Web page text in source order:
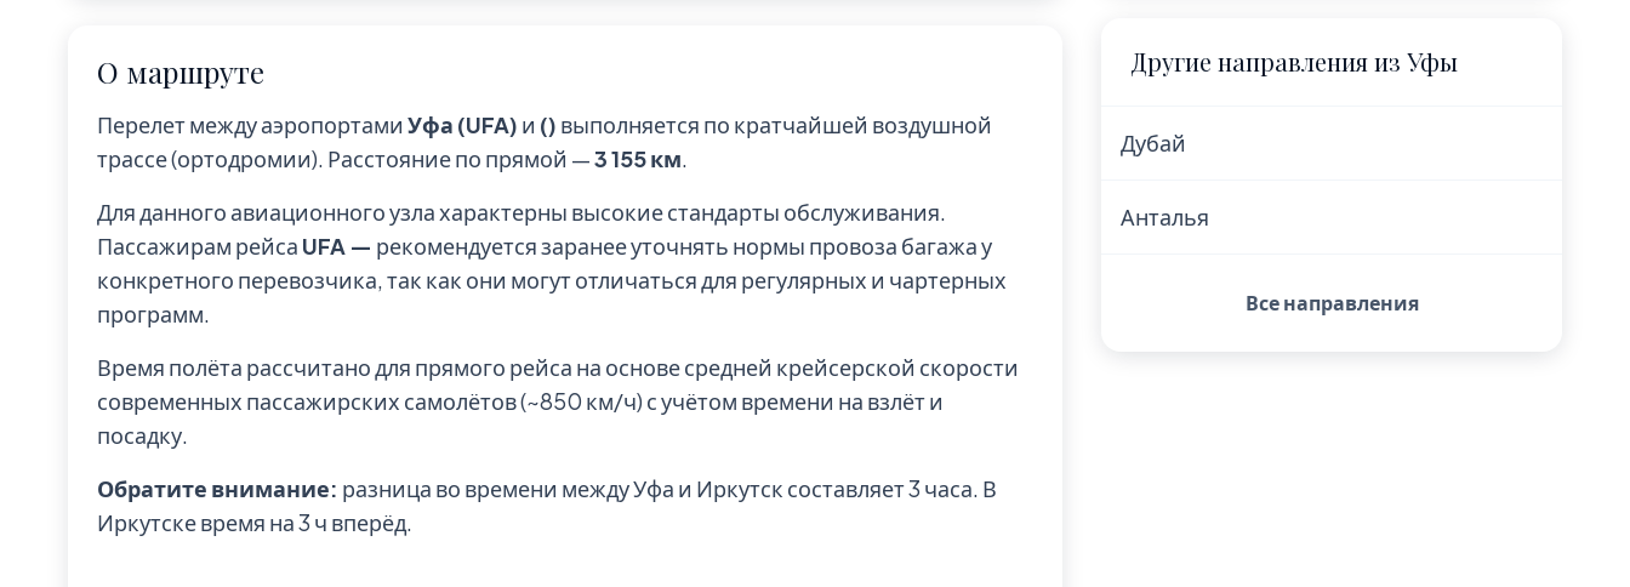
О маршруте
Перелет между аэропортами Уфа (UFA) и () выполняется по кратчайшей воздушной
трассе (ортодромии). Расстояние по прямой —3 155 км.
Для данного авиационного узла характерны высокие стандарты обслуживания.
Пассажирам рейса UFA — рекомендуется заранее уточнять нормы провоза багажа у
конкретного перевозчика, так как они могут отличаться для регулярных и чартерных
программ.
Время полёта рассчитано для прямого рейса на основе средней крейсерской скорости
современных пассажирских самолётов (~850 км/ч) с учётом времени на взлёт и
посадку.
Обратите внимание: разница во времени между Уфа и Иркутск составляет 3 часа. В
Иркутске время на 3 ч вперёд.
Другие направления из Уфы
Дубай
Анталья
Все направления